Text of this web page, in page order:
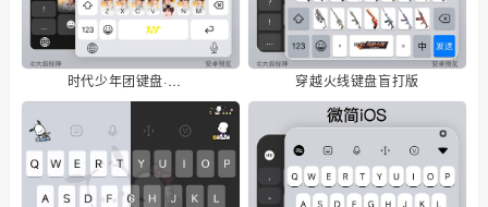
时代少年团键盘·带漂浮物版 穿越火线键盘盲打版